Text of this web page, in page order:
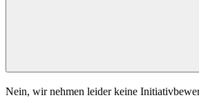
Nein, wir nehmen leider keine